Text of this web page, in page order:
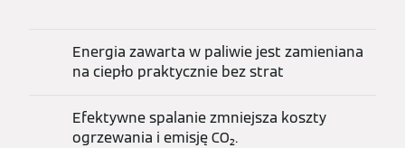
Energia zawarta w paliwie jest zamieniana
na ciepło praktycznie bez strat
Efektywne spalanie zmniejsza koszty
ogrzewania i emisję CO₂.